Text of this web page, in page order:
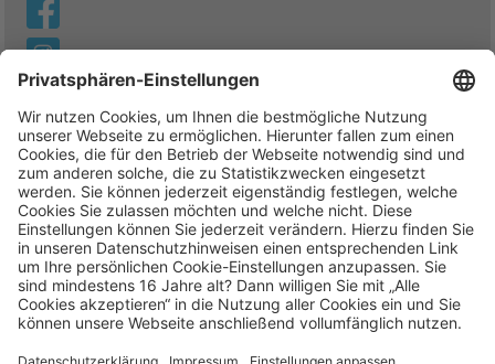
© 2026 Die Haftpflichtkasse
Datenschutz